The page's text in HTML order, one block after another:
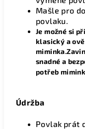
Mašle pro
povlaku.
Je možné si
klasický a
snadné a
potřeb
Údržba
Povlak prát